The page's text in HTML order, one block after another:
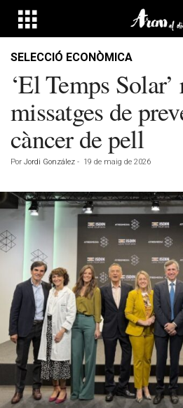
SELECCIÓ ECONÒMICA
‘El Temps
missatges de
càncer de pell
Por Jordi González - 19 de maig de 2026